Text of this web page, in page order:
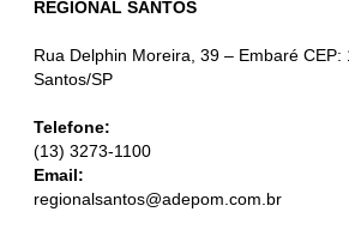
REGIONAL SANTOS
Rua Delphin Moreira, 39 – Embaré CEP:
Santos/SP
Telefone:
(13) 3273-1100
Email:
regionalsantos@adepom.com.br